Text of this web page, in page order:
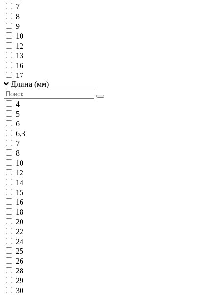
7
8
9
10
12
13
16
17
Длина (мм)
4
5
6
6,3
7
8
10
12
14
15
16
18
20
22
24
25
26
28
29
30